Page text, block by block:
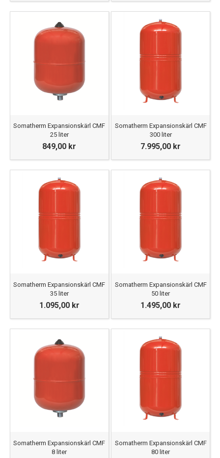
Somatherm Expansionskärl CMF
25 liter
849,00 kr
Somatherm Expansionskärl CMF
300 liter
7.995,00 kr
Somatherm Expansionskärl CMF
35 liter
1.095,00 kr
Somatherm Expansionskärl CMF
50 liter
1.495,00 kr
Somatherm Expansionskärl CMF
8 liter
Somatherm Expansionskärl CMF
80 liter